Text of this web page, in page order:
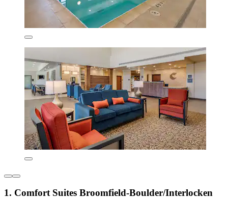
1. Comfort Suites Broomfield-Boulder/Interlocken